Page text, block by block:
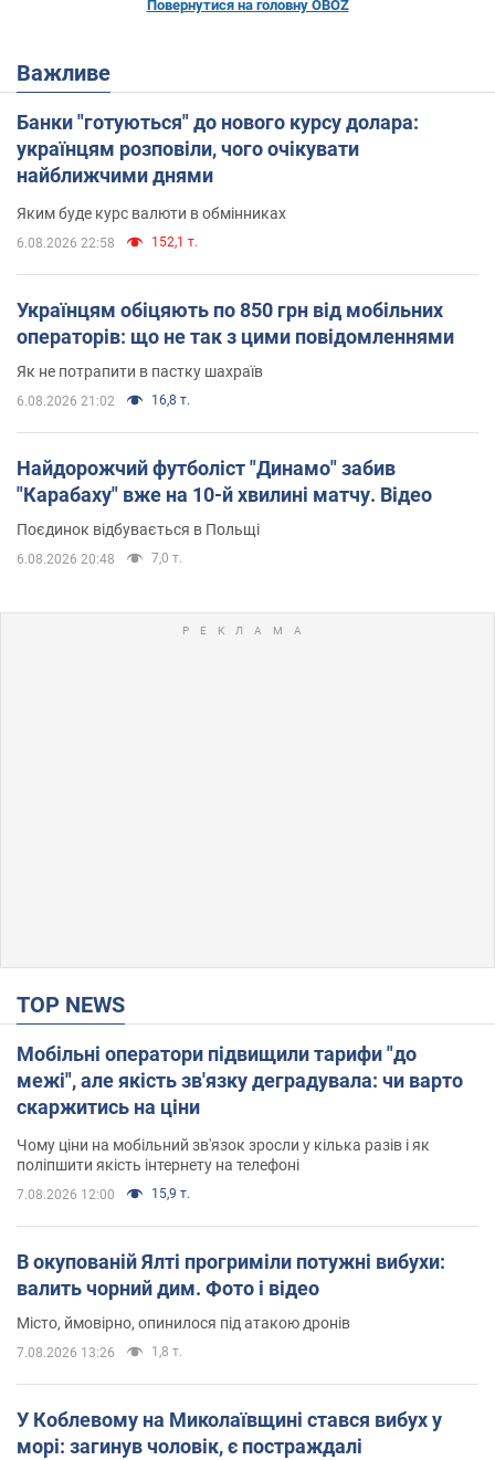
Повернутися на головну OBOZ
Важливе
Банки "готуються" до нового курсу долара:
українцям розповіли, чого очікувати
найближчими днями
Яким буде курс валюти в обмінниках
6.08.2026 22:58 152,1 т.
Українцям обіцяють по 850 грн від мобільних
операторів: що не так з цими повідомленнями
Як не потрапити в пастку шахраїв
6.08.2026 21:02 16,8 т.
Найдорожчий футболіст "Динамо" забив
"Карабаху" вже на 10-й хвилині матчу. Відео
Поєдинок відбувається в Польщі
6.08.2026 20:48 7,0 т.
TOP NEWS
Мобільні оператори підвищили тарифи "до
межі", але якість зв'язку деградувала: чи варто
скаржитись на ціни
Чому ціни на мобільний зв'язок зросли у кілька разів і як
поліпшити якість інтернету на телефоні
7.08.2026 12:00 15,9 т.
В окупованій Ялті прогриміли потужні вибухи:
валить чорний дим. Фото і відео
Місто, ймовірно, опинилося під атакою дронів
7.08.2026 13:26 1,8 т.
У Коблевому на Миколаївщині стався вибух у
морі: загинув чоловік, є постраждалі